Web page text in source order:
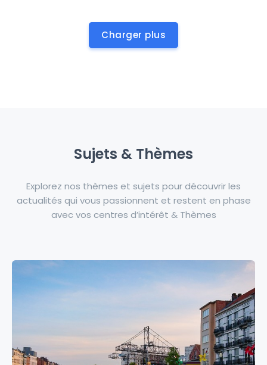
Charger plus
Sujets & Thèmes
Explorez nos thèmes et sujets pour découvrir les
actualités qui vous passionnent et restent en phase
avec vos centres d’intérêt & Thèmes